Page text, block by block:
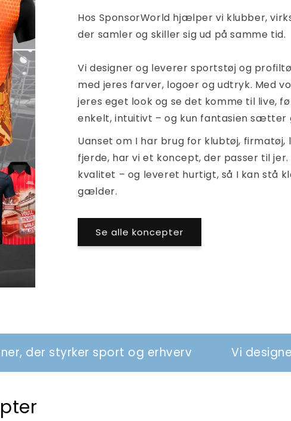
Hos SponsorWorld hjælper vi klubber,
der samler og skiller sig ud på samme tid.
Vi designer og leverer sportstøj og
med jeres farver, logoer og udtryk. Med
jeres eget look og se det komme til live,
enkelt, intuitivt – og kun fantasien
Uanset om I har brug for klubtøj,
fjerde, har vi et koncept, der passer til
kvalitet – og leveret hurtigt, så I kan stå
gælder.
Se alle koncepter
sport og erhverv Vi designer tøj og